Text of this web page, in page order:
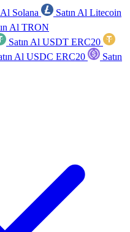
Al Solana
Satın Al Litecoin
Al TRON
Satın Al USDT ERC20
Al USDC ERC20
Satın